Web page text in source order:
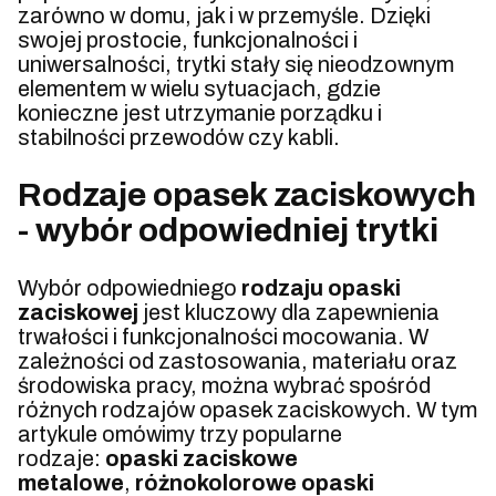
zarówno w domu, jak i w przemyśle. Dzięki
swojej prostocie, funkcjonalności i
uniwersalności, trytki stały się nieodzownym
elementem w wielu sytuacjach, gdzie
konieczne jest utrzymanie porządku i
stabilności przewodów czy kabli.
Rodzaje opasek zaciskowych
- wybór odpowiedniej trytki
Wybór odpowiedniego rodzaju opaski
zaciskowej jest kluczowy dla zapewnienia
trwałości i funkcjonalności mocowania. W
zależności od zastosowania, materiału oraz
środowiska pracy, można wybrać spośród
różnych rodzajów opasek zaciskowych. W tym
artykule omówimy trzy popularne
rodzaje: opaski zaciskowe
metalowe, różnokolorowe opaski